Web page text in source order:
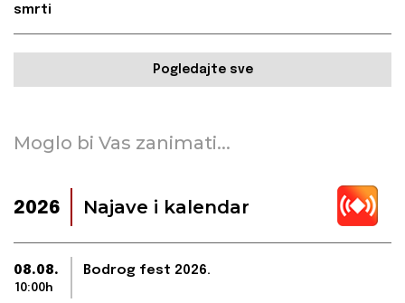
smrti
Pogledajte sve
Moglo bi Vas zanimati...
2026 Najave i kalendar
08.08.
10:00h
Bodrog fest 2026.